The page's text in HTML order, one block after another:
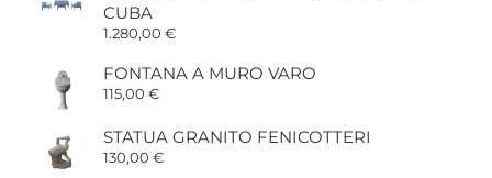
CUBA
1.280,00 €
FONTANA A MURO VARO
115,00 €
STATUA GRANITO FENICOTTERI
130,00 €